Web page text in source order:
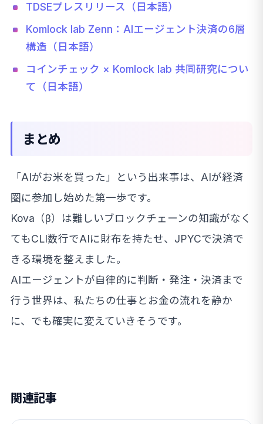
TDSEプレスリリース（日本語）
Komlock lab Zenn：AIエージェント決済の6層
構造（日本語）
コインチェック × Komlock lab 共同研究につい
て（日本語）
まとめ
「AIがお米を買った」という出来事は、AIが経済
圏に参加し始めた第一歩です。
Kova（β）は難しいブロックチェーンの知識がなく
てもCLI数行でAIに財布を持たせ、JPYCで決済で
きる環境を整えました。
AIエージェントが自律的に判断・発注・決済まで
行う世界は、私たちの仕事とお金の流れを静か
に、でも確実に変えていきそうです。
関連記事